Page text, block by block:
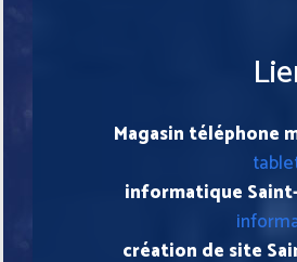
Magasin téléphone
informatique
création de site